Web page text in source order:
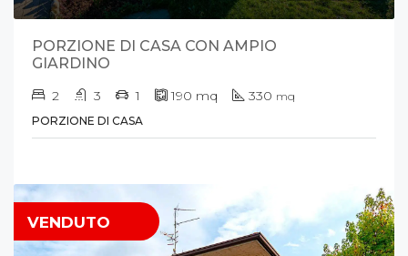
PORZIONE DI CASA CON AMPIO
GIARDINO
2 3 1 190 mq 330 mq
PORZIONE DI CASA
VENDUTO